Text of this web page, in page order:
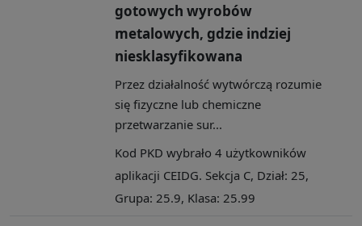
gotowych wyrobów
metalowych, gdzie indziej
niesklasyfikowana
Przez działalność wytwórczą rozumie
się fizyczne lub chemiczne
przetwarzanie sur...
Kod PKD wybrało 4 użytkowników
aplikacji CEIDG. Sekcja C, Dział: 25,
Grupa: 25.9, Klasa: 25.99